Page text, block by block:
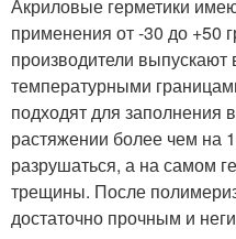
Акриловые герметики
применения от -30 до +50
производители
температурными
подходят для заполнения
растяжении более чем на
разрушаться, а на самом
трещины. После
достаточно прочным и